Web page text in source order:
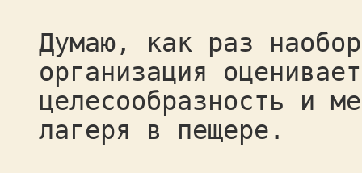
Думаю, как раз
организация оценивает
целесообразность и
лагеря в пещере.